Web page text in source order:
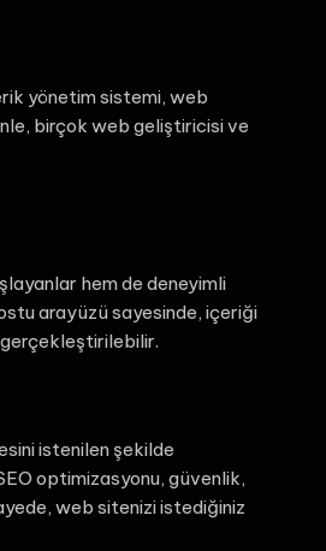
yönetim sistemi, web
birçok web geliştiricisi ve
hem de deneyimli
arayüzü sayesinde, içeriği
istenilen şekilde
optimizasyonu, güvenlik,
web sitenizi istediğiniz